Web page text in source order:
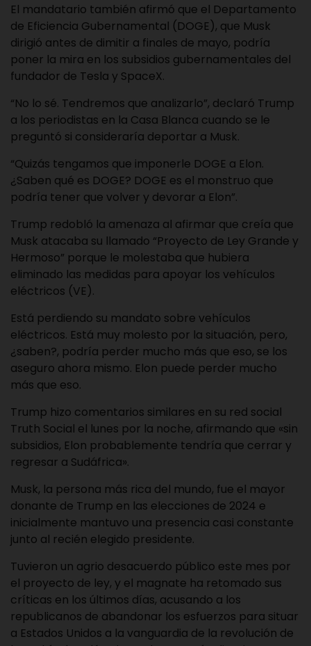
El mandatario también afirmó que el Departamento
de Eficiencia Gubernamental (DOGE), que Musk
dirigió antes de dimitir a finales de mayo, podría
poner la mira en los subsidios gubernamentales del
fundador de Tesla y SpaceX.
“No lo sé. Tendremos que analizarlo”, declaró Trump
a los periodistas en la Casa Blanca cuando se le
preguntó si consideraría deportar a Musk.
“Quizás tengamos que imponerle DOGE a Elon.
¿Saben qué es DOGE? DOGE es el monstruo que
podría tener que volver y devorar a Elon”.
Trump redobló la amenaza al afirmar que creía que
Musk atacaba su llamado “Proyecto de Ley Grande y
Hermoso” porque le molestaba que hubiera
eliminado las medidas para apoyar los vehículos
eléctricos (VE).
Está perdiendo su mandato sobre vehículos
eléctricos. Está muy molesto por la situación, pero,
¿saben?, podría perder mucho más que eso, se los
aseguro ahora mismo. Elon puede perder mucho
más que eso.
Trump hizo comentarios similares en su red social
Truth Social el lunes por la noche, afirmando que «sin
subsidios, Elon probablemente tendría que cerrar y
regresar a Sudáfrica».
Musk, la persona más rica del mundo, fue el mayor
donante de Trump en las elecciones de 2024 e
inicialmente mantuvo una presencia casi constante
junto al recién elegido presidente.
Tuvieron un agrio desacuerdo público este mes por
el proyecto de ley, y el magnate ha retomado sus
críticas en los últimos días, acusando a los
republicanos de abandonar los esfuerzos para situar
a Estados Unidos a la vanguardia de la revolución de